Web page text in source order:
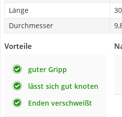
Länge
Durchmesser
Vorteile
guter Gripp
lässt sich gut knoten
Enden verschweißt